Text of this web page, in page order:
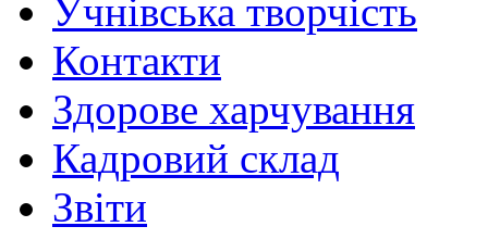
Учнівська творчість
Контакти
Здорове харчування
Кадровий склад
Звіти